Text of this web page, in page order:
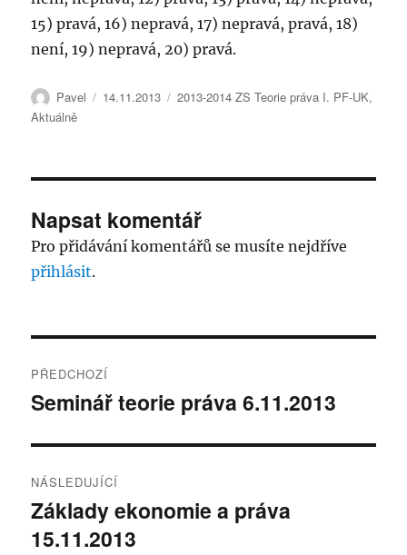
15) pravá, 16) nepravá, 17) nepravá, pravá, 18)
není, 19) nepravá, 20) pravá.
Autor:
Pavel Publikováno:
14.11.2013 Rubriky:
2013-2014 ZS Teorie práva I. PF-UK,
Aktuálně
Napsat komentář
Pro přidávání komentářů se musíte nejdříve
přihlásit.
pro
PŘEDCHOZÍ
Předchozí
Seminář teorie práva 6.11.2013
NÁSLEDUJÍCÍ
Následující
příspěvek:
Základy ekonomie a práva
15.11.2013